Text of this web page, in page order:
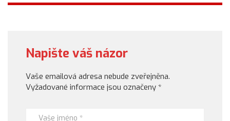
Napište váš názor
Vaše emailová adresa nebude zveřejněna.
Vyžadované informace jsou označeny *